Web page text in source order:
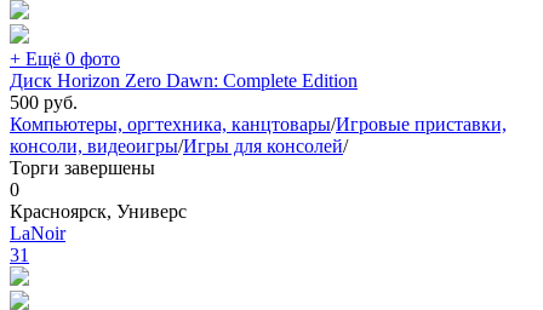
+ Ещё 0 фото
Диск Horizon Zero Dawn: Complete Edition
500 руб.
Компьютеры, оргтехника, канцтовары/Игровые приставки,
консоли, видеоигры/Игры для консолей/
Торги завершены
0
Красноярск, Универс
LaNoir
31